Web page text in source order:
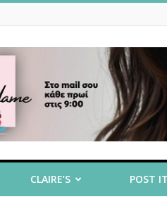
CLAIRE’S POST IT